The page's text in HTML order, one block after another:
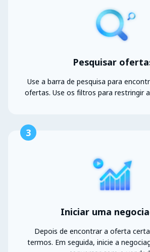
Pesquisar
Use a barra de pesquisa para
ofertas. Use os filtros para restringir
3
Iniciar uma
Depois de encontrar a oferta
termos. Em seguida, inicie a